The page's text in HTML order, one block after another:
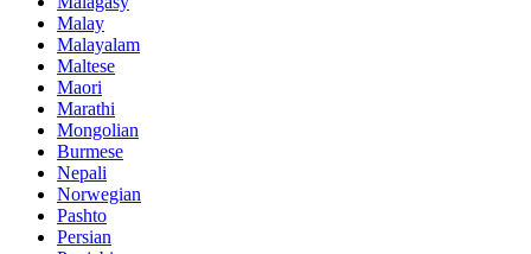
Malay
Malayalam
Maltese
Maori
Marathi
Mongolian
Burmese
Nepali
Norwegian
Pashto
Persian